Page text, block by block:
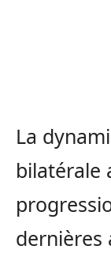
La
bilatérale
dernières